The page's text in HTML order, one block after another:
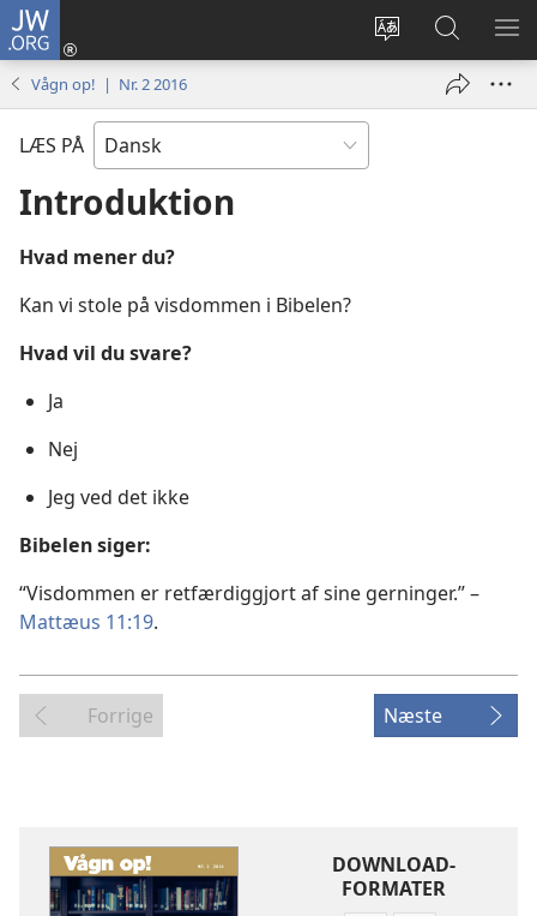
JW.ORG
Vælg
Log
på
vindue)
Søg
på
JW.ORG
VIS
Vågn op! | Nr. 2 2016
LÆS PÅ
Introduktion
Hvad mener du?
Kan vi stole på visdommen i Bibelen?
Hvad vil du svare?
Ja
Nej
Jeg ved det ikke
Bibelen siger:
“Visdommen er retfærdiggjort af sine gerninger.” –
Mattæus 11:19.
Forrige Næste
DOWNLOAD-
FORMATER